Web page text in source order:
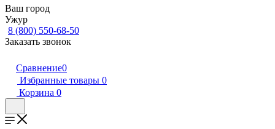
Ваш город
Ужур
8 (800) 550-68-50
Заказать звонок
Сравнение0
Избранные товары 0
Корзина 0